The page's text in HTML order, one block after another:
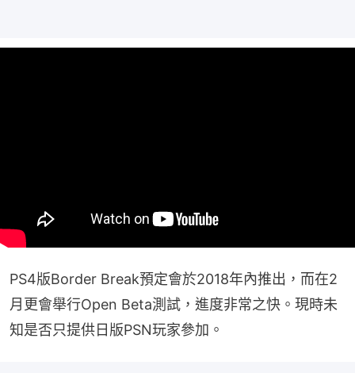
PS4版Border Break預定會於2018年內推出，而在2
月更會舉行Open Beta測試，進度非常之快。現時未
知是否只提供日版PSN玩家參加。